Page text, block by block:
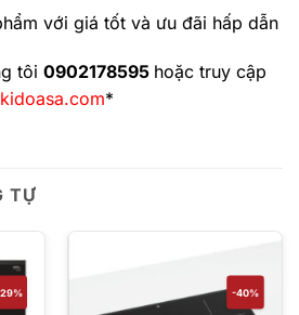
với giá tốt và ưu đãi hấp dẫn
tôi 0902178595 hoặc truy cập
kidoasa.com*
TỰ
-40%